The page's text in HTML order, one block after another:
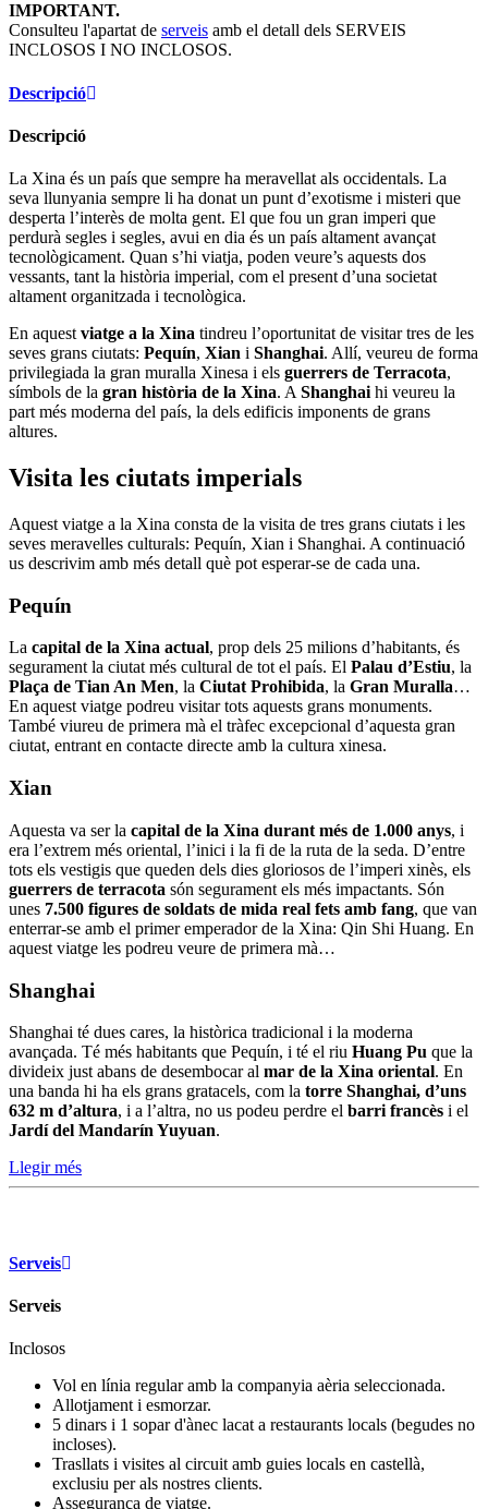
IMPORTANT.
Consulteu l'apartat de serveis amb el detall dels SERVEIS
INCLOSOS I NO INCLOSOS.
Descripció
Descripció
La Xina és un país que sempre ha meravellat als occidentals. La
seva llunyania sempre li ha donat un punt d’exotisme i misteri que
desperta l’interès de molta gent. El que fou un gran imperi que
perdurà segles i segles, avui en dia és un país altament avançat
tecnològicament. Quan s’hi viatja, poden veure’s aquests dos
vessants, tant la història imperial, com el present d’una societat
altament organitzada i tecnològica.
En aquest viatge a la Xina tindreu l’oportunitat de visitar tres de les
seves grans ciutats: Pequín, Xian i Shanghai. Allí, veureu de forma
privilegiada la gran muralla Xinesa i els guerrers de Terracota,
símbols de la gran història de la Xina. A Shanghai hi veureu la
part més moderna del país, la dels edificis imponents de grans
altures.
Visita les ciutats imperials
Aquest viatge a la Xina consta de la visita de tres grans ciutats i les
seves meravelles culturals: Pequín, Xian i Shanghai. A continuació
us descrivim amb més detall què pot esperar-se de cada una.
Pequín
La capital de la Xina actual, prop dels 25 milions d’habitants, és
segurament la ciutat més cultural de tot el país. El Palau d’Estiu, la
Plaça de Tian An Men, la Ciutat Prohibida, la Gran Muralla…
En aquest viatge podreu visitar tots aquests grans monuments.
També viureu de primera mà el tràfec excepcional d’aquesta gran
ciutat, entrant en contacte directe amb la cultura xinesa.
Xian
Aquesta va ser la capital de la Xina durant més de 1.000 anys, i
era l’extrem més oriental, l’inici i la fi de la ruta de la seda. D’entre
tots els vestigis que queden dels dies gloriosos de l’imperi xinès, els
guerrers de terracota són segurament els més impactants. Són
unes 7.500 figures de soldats de mida real fets amb fang, que van
enterrar-se amb el primer emperador de la Xina: Qin Shi Huang. En
aquest viatge les podreu veure de primera mà…
Shanghai
Shanghai té dues cares, la històrica tradicional i la moderna
avançada. Té més habitants que Pequín, i té el riu Huang Pu que la
divideix just abans de desembocar al mar de la Xina oriental. En
una banda hi ha els grans gratacels, com la torre Shanghai, d’uns
632 m d’altura, i a l’altra, no us podeu perdre el barri francès i el
Jardí del Mandarín Yuyuan.
Llegir més
Serveis
Serveis
Inclosos
Vol en línia regular amb la companyia aèria seleccionada.
Allotjament i esmorzar.
5 dinars i 1 sopar d'ànec lacat a restaurants locals (begudes no
incloses).
Trasllats i visites al circuit amb guies locals en castellà,
exclusiu per als nostres clients.
Assegurança de viatge.